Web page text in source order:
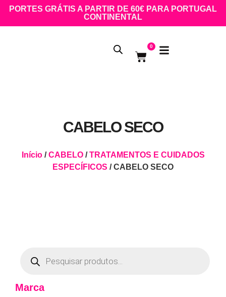
PORTES GRÁTIS A PARTIR DE 60€ PARA PORTUGAL
CONTINENTAL
0
CABELO SECO
Início/CABELO/TRATAMENTOS E CUIDADOS
ESPECÍFICOS / CABELO SECO
Marca